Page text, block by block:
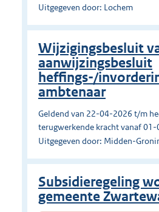
Uitgegeven door: Lochem
Wijzigingsbesluit
aanwijzingsbesluit
heffings-/
ambtenaar
Geldend van 22-04-2026 t/m
terugwerkende kracht vanaf
Uitgegeven door: Midden-
Subsidieregeling
gemeente